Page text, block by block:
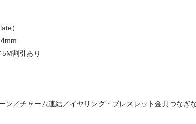
）
割引あり
ン／チャーム連結／イヤリング・ブレスレット金具つなぎ